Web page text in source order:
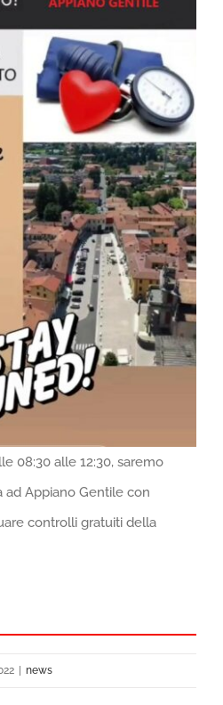
08:30 alle 12:30, saremo
ad Appiano Gentile con
controlli gratuiti della
| news